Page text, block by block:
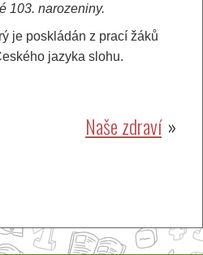
103. narozeniny.
je poskládán z prací žáků
jazyka slohu.
Naše zdraví